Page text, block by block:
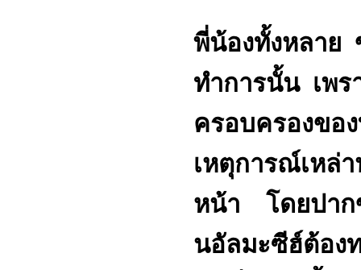
พี่น้องทั้งหลาย
ทำการนั้น เพร
ครอบครองขอ
เหตุการณ์เหล่
หน้า โดยปาก
นอัลมะซีฮ์ต้อง